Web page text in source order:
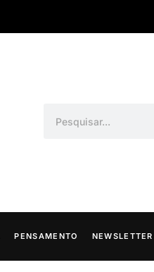
PENSAMENTO NEWSLETTER